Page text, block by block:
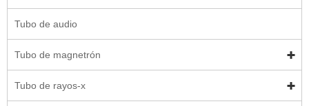
Tubo de audio
Tubo de magnetrón
Tubo de rayos-x